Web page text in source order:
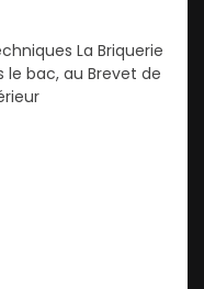
La Briquerie
le bac, au Brevet de